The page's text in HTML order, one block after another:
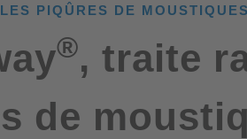
PIQÛRES DE MOUSTIQUES
®, traite
de